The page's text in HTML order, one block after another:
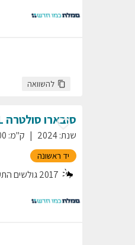
להשוואה
סובארוסולטרה
שנת:
2024 ק"מ:
יד ראשונה
2017גולשים